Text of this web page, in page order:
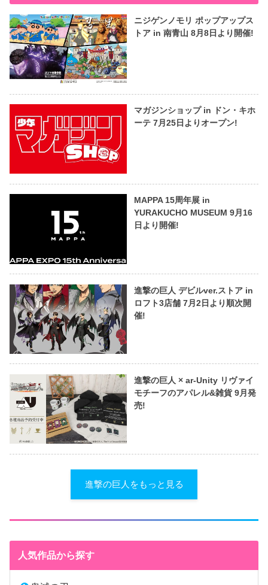
ニジゲンノモリ ポップアップス
トア in 南青山 8月8日より開催!
マガジンショップ in ドン・キホ
ーテ 7月25日よりオープン!
MAPPA 15周年展 in
YURAKUCHO MUSEUM 9月16
日より開催!
進撃の巨人 デビルver.ストア in
ロフト3店舗 7月2日より順次開
催!
進撃の巨人 × ar-Unity リヴァイ
モチーフのアパレル&雑貨 9月発
売!
進撃の巨人をもっと見る
人気作品から探す